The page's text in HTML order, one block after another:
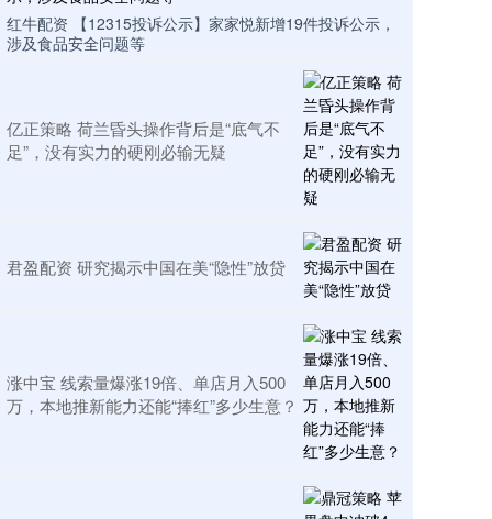
红牛配资 【12315投诉公示】家家悦新增19件投诉公示，
涉及食品安全问题等
亿正策略 荷兰昏头操作背后是“底气不
足”，没有实力的硬刚必输无疑​
君盈配资 研究揭示中国在美“隐性”放贷
涨中宝 线索量爆涨19倍、单店月入500
万，本地推新能力还能“捧红”多少生意？